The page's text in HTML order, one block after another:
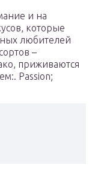
и на
которые
любителей
–
приживаются
Passion;